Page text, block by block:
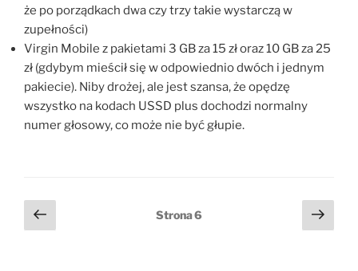
że po porządkach dwa czy trzy takie wystarczą w
zupełności)
Virgin Mobile z pakietami 3 GB za 15 zł oraz 10 GB za 25
zł (gdybym mieścił się w odpowiednio dwóch i jednym
pakiecie). Niby drożej, ale jest szansa, że opędzę
wszystko na kodach USSD plus dochodzi normalny
numer głosowy, co może nie być głupie.
Stronicowanie
wpisów
Poprzednia
strona
Strona6